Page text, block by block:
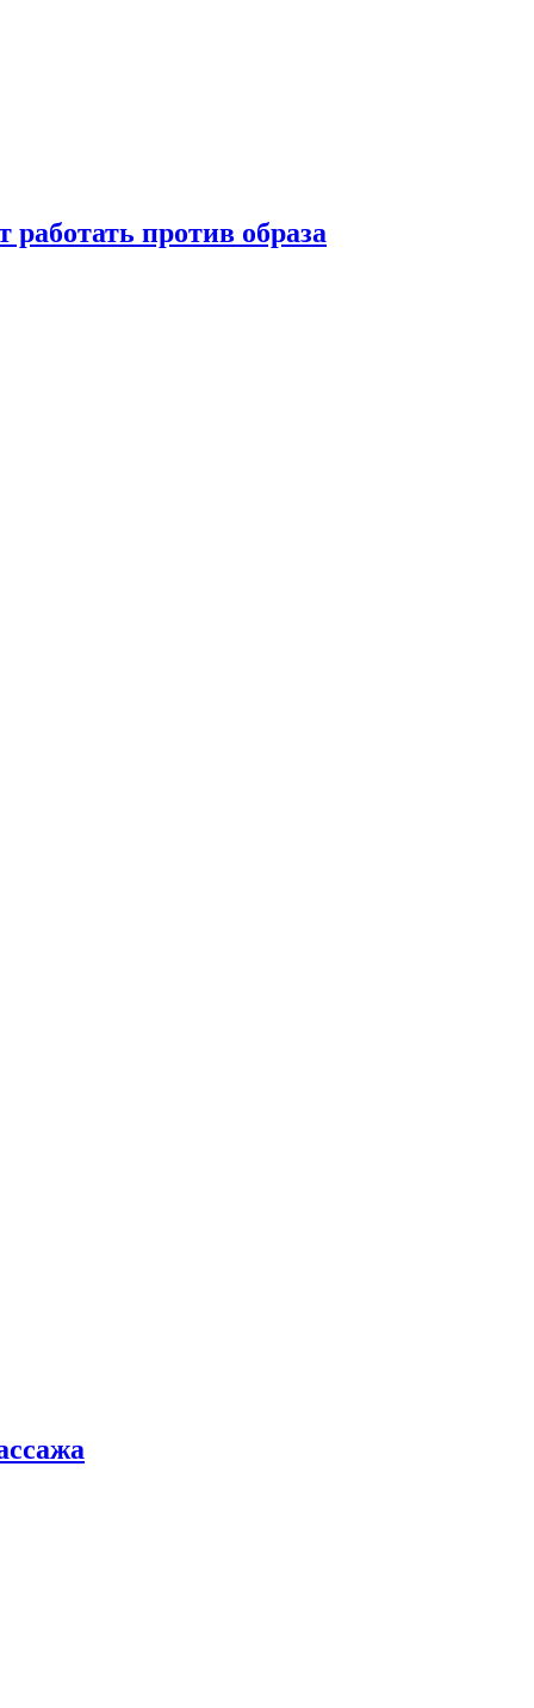
против образа